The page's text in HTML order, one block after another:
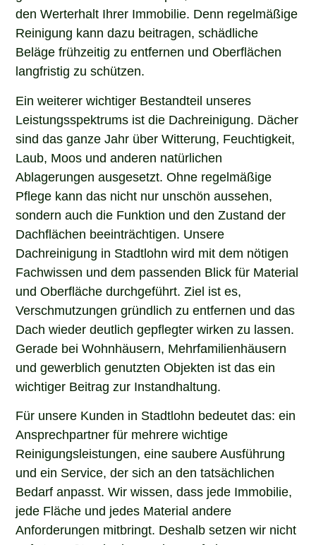
den Werterhalt Ihrer Immobilie. Denn regelmäßige
Reinigung kann dazu beitragen, schädliche
Beläge frühzeitig zu entfernen und Oberflächen
langfristig zu schützen.
Ein weiterer wichtiger Bestandteil unseres
Leistungsspektrums ist die Dachreinigung. Dächer
sind das ganze Jahr über Witterung, Feuchtigkeit,
Laub, Moos und anderen natürlichen
Ablagerungen ausgesetzt. Ohne regelmäßige
Pflege kann das nicht nur unschön aussehen,
sondern auch die Funktion und den Zustand der
Dachflächen beeinträchtigen. Unsere
Dachreinigung in Stadtlohn wird mit dem nötigen
Fachwissen und dem passenden Blick für Material
und Oberfläche durchgeführt. Ziel ist es,
Verschmutzungen gründlich zu entfernen und das
Dach wieder deutlich gepflegter wirken zu lassen.
Gerade bei Wohnhäusern, Mehrfamilienhäusern
und gewerblich genutzten Objekten ist das ein
wichtiger Beitrag zur Instandhaltung.
Für unsere Kunden in Stadtlohn bedeutet das: ein
Ansprechpartner für mehrere wichtige
Reinigungsleistungen, eine saubere Ausführung
und ein Service, der sich an den tatsächlichen
Bedarf anpasst. Wir wissen, dass jede Immobilie,
jede Fläche und jedes Material andere
Anforderungen mitbringt. Deshalb setzen wir nicht